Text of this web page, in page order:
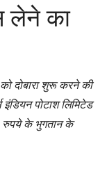
लेने का
को दोबारा शुरू करने की
पोटाश लिमिटेड
रुपये के भुगतान के